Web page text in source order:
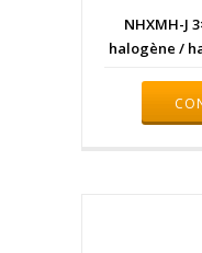
NHXMH-J
halogène /